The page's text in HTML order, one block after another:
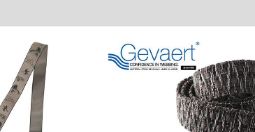
店頭での売り違い、店舗からのお取り
て頂きますので予めご了承ください。
本につき税込6,000円以上の品が対象。